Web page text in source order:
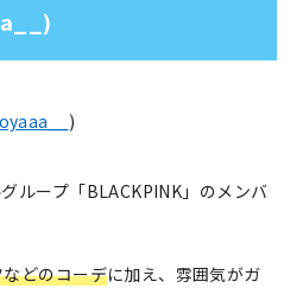
)
ループ「BLACKPINK」のメンバ
どのコーデに加え、雰囲気がガ